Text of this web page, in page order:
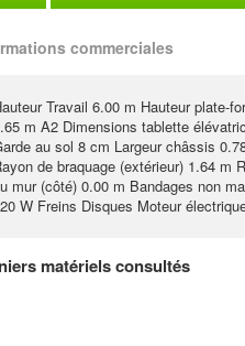
commerciales
Travail 6.00 m Hauteur plate-
m A2 Dimensions tablette
au sol 8 cm Largeur châssis
de braquage (extérieur) 1.64 m
mur (côté) 0.00 m Bandages non
W Freins Disques Moteur
matériels consultés